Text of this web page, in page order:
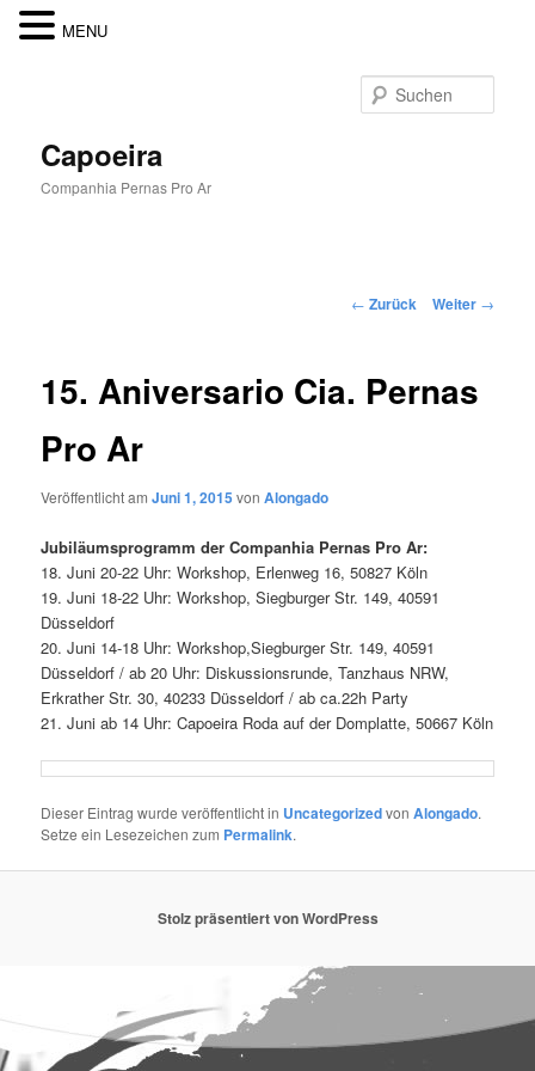
Capoeira
Companhia Pernas Pro Ar
Beitragsnavigation
← Zurück Weiter →
15. Aniversario Cia. Pernas
Pro Ar
Veröffentlicht amJuni 1, 2015 vonAlongado
Jubiläumsprogramm der Companhia Pernas Pro Ar:
18. Juni 20-22 Uhr: Workshop, Erlenweg 16, 50827 Köln
19. Juni 18-22 Uhr: Workshop, Siegburger Str. 149, 40591
Düsseldorf
20. Juni 14-18 Uhr: Workshop,Siegburger Str. 149, 40591
Düsseldorf / ab 20 Uhr: Diskussionsrunde, Tanzhaus NRW,
Erkrather Str. 30, 40233 Düsseldorf / ab ca.22h Party
21. Juni ab 14 Uhr: Capoeira Roda auf der Domplatte, 50667 Köln
Dieser Eintrag wurde veröffentlicht in UncategorizedvonAlongado.
Setze ein Lesezeichen zum Permalink.
Stolz präsentiert von WordPress
MENU